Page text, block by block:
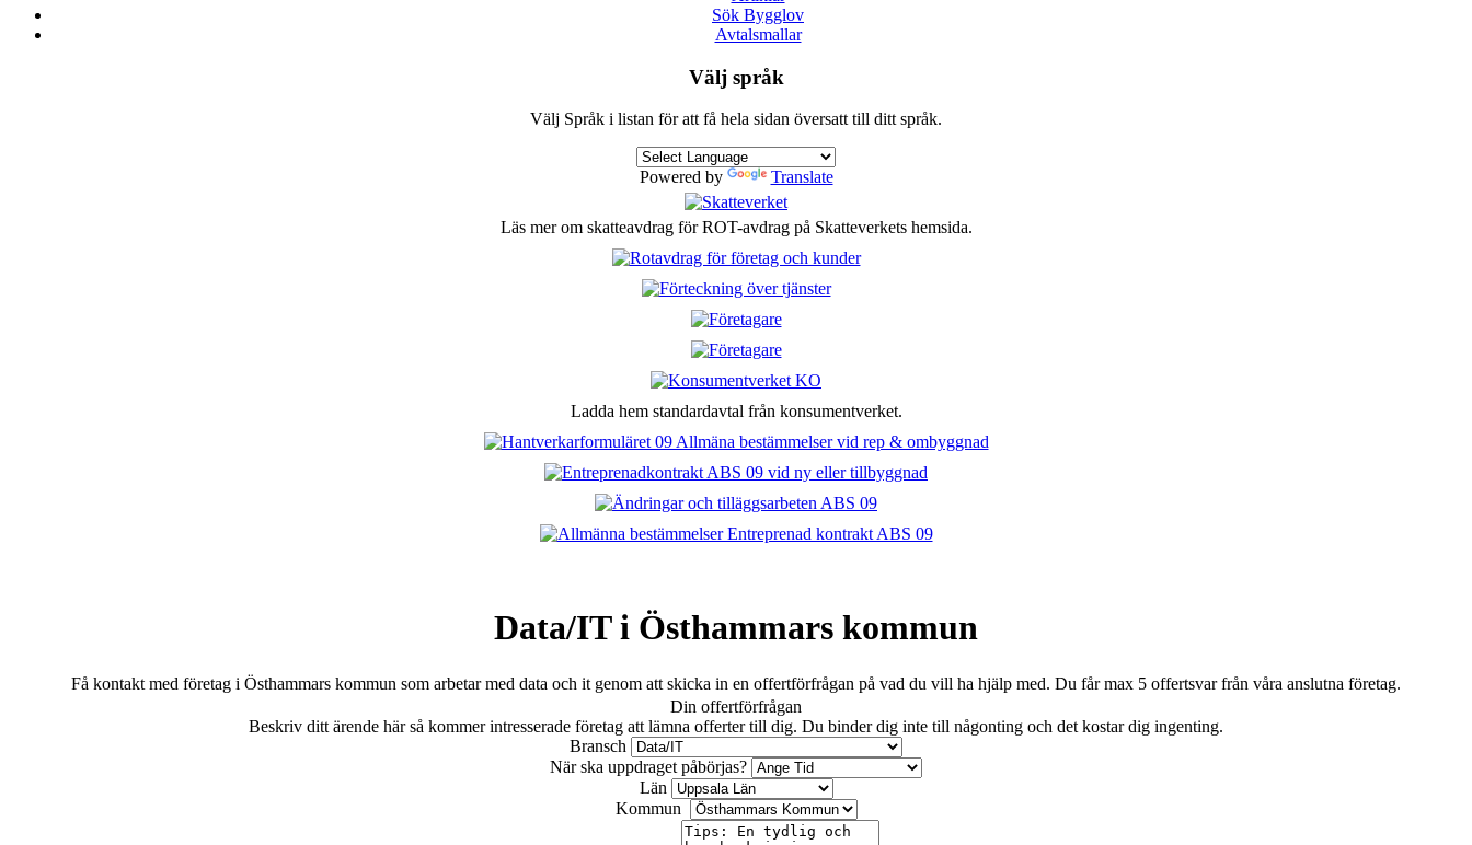
Sök Bygglov
Avtalsmallar
Välj språk
Välj Språk i listan för att få hela sidan översatt till ditt språk.
Powered by Translate
Läs mer om skatteavdrag för ROT-avdrag på Skatteverkets hemsida.
Ladda hem standardavtal från konsumentverket.
Data/IT i Östhammars kommun
Få kontakt med företag i Östhammars kommun som arbetar med data och it genom att skicka in en offertförfrågan på vad du vill ha hjälp med. Du får max 5 offertsvar från våra anslutna företag.
Din offertförfrågan
Beskriv ditt ärende här så kommer intresserade företag att lämna offerter till dig. Du binder dig inte till någonting och det kostar dig ingenting.
Bransch
När ska uppdraget påbörjas?
Län
Kommun